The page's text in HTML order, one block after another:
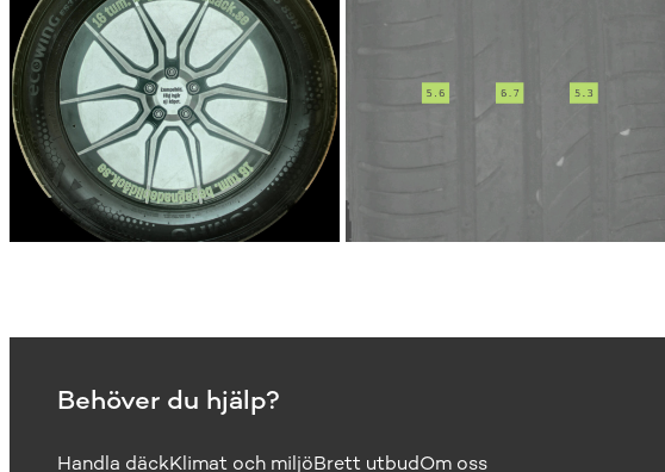
Behöver du hjälp?
Handla däckKlimat och miljöBrett utbudOm oss